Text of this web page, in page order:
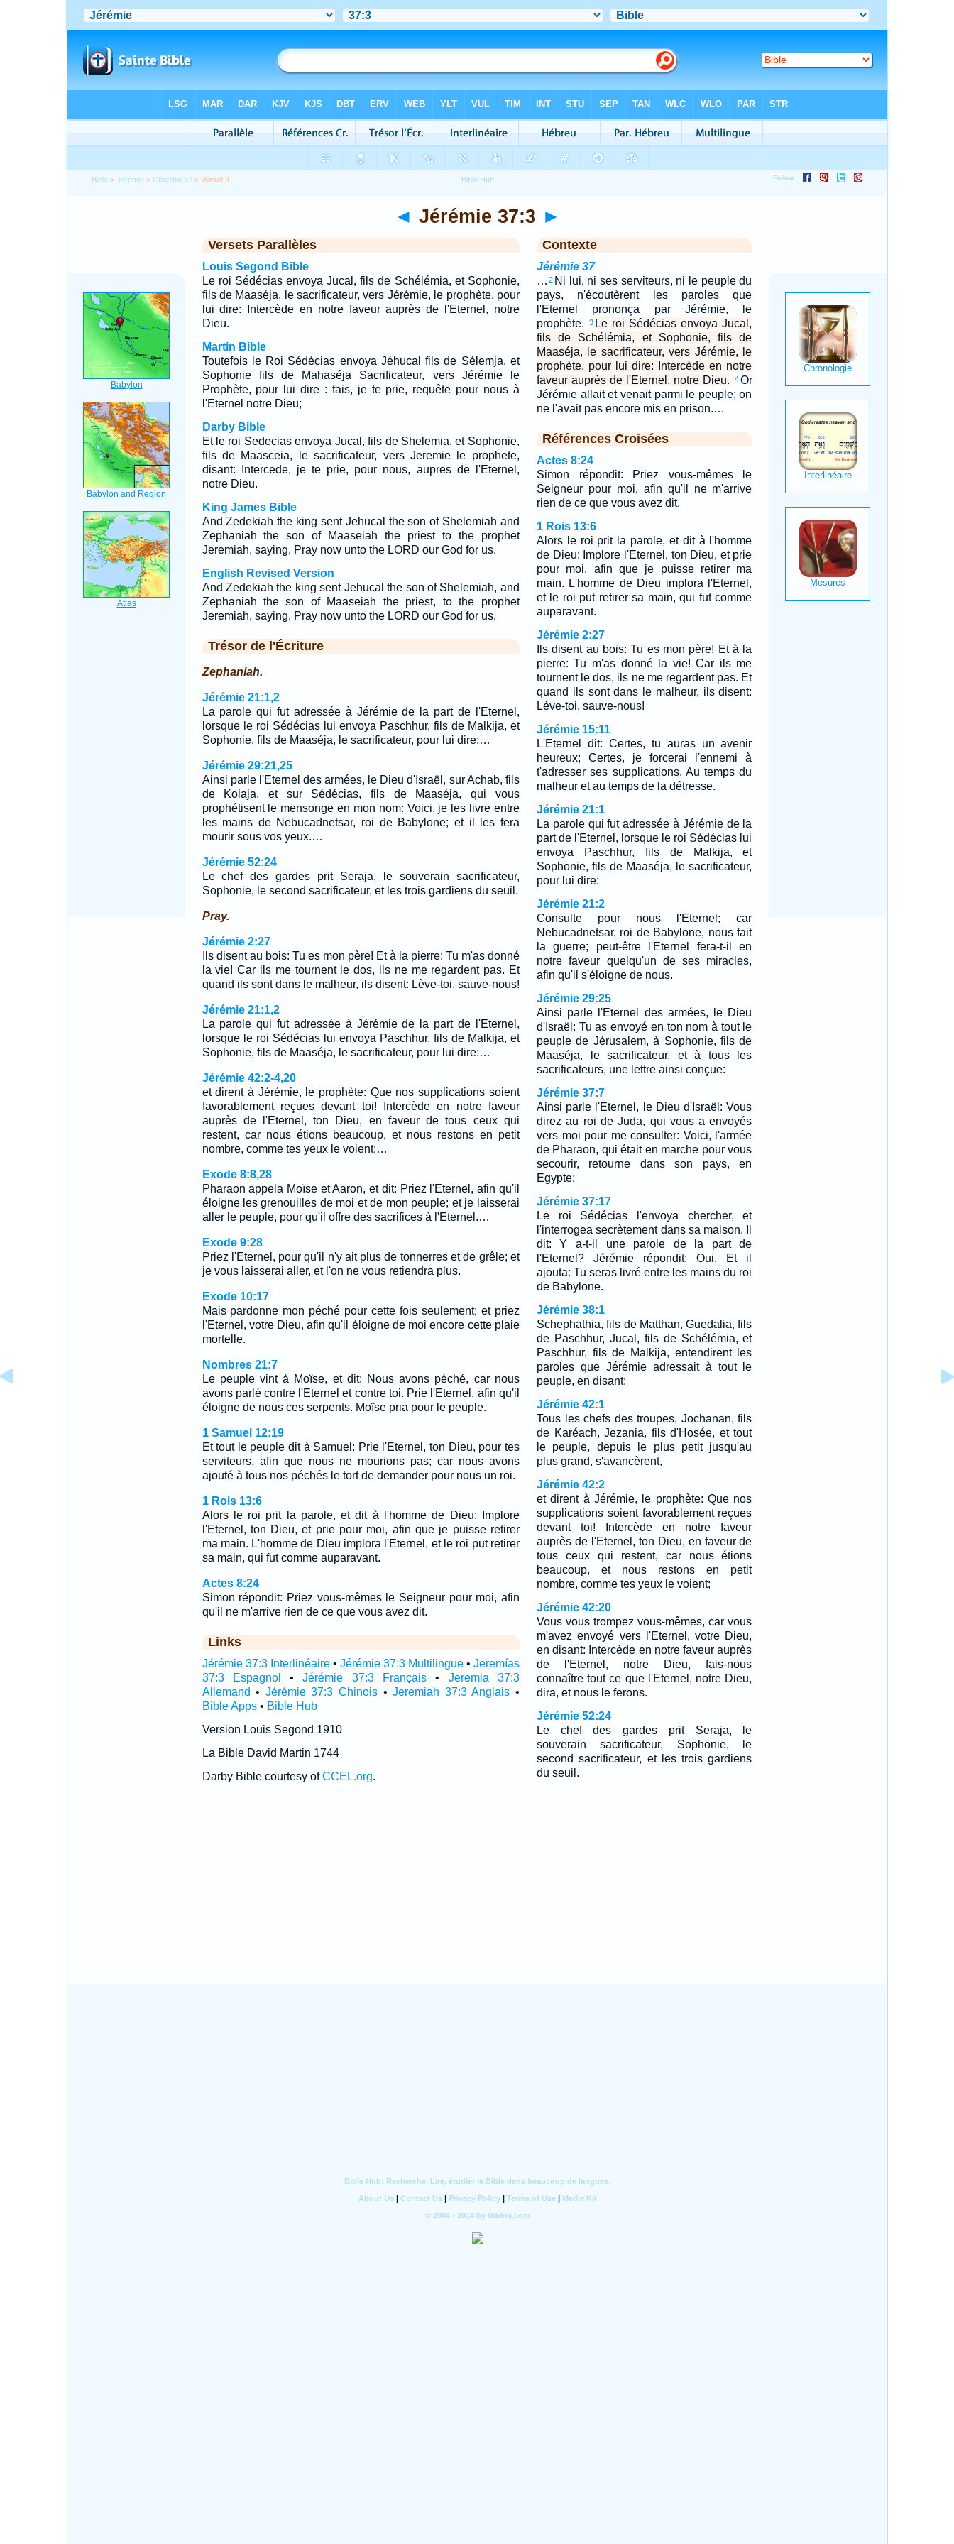
Bible >Jérémie >Chapitre 37 > Verset 3
◄ Jérémie 37:3 ►
Versets Parallèles
Louis Segond Bible
Le roi Sédécias envoya Jucal, fils de Schélémia, et Sophonie,
fils de Maaséja, le sacrificateur, vers Jérémie, le prophète, pour
lui dire: Intercède en notre faveur auprès de l'Eternel, notre
Dieu.
Martin Bible
Toutefois le Roi Sédécias envoya Jéhucal fils de Sélemja, et
Sophonie fils de Mahaséja Sacrificateur, vers Jérémie le
Prophète, pour lui dire : fais, je te prie, requête pour nous à
l'Eternel notre Dieu;
Darby Bible
Et le roi Sedecias envoya Jucal, fils de Shelemia, et Sophonie,
fils de Maasceia, le sacrificateur, vers Jeremie le prophete,
disant: Intercede, je te prie, pour nous, aupres de l'Eternel,
notre Dieu.
King James Bible
And Zedekiah the king sent Jehucal the son of Shelemiah and
Zephaniah the son of Maaseiah the priest to the prophet
Jeremiah, saying, Pray now unto the LORD our God for us.
English Revised Version
And Zedekiah the king sent Jehucal the son of Shelemiah, and
Zephaniah the son of Maaseiah the priest, to the prophet
Jeremiah, saying, Pray now unto the LORD our God for us.
Trésor de l'Écriture
Zephaniah.
Jérémie 21:1,2
La parole qui fut adressée à Jérémie de la part de l'Eternel,
lorsque le roi Sédécias lui envoya Paschhur, fils de Malkija, et
Sophonie, fils de Maaséja, le sacrificateur, pour lui dire:…
Jérémie 29:21,25
Ainsi parle l'Eternel des armées, le Dieu d'Israël, sur Achab, fils
de Kolaja, et sur Sédécias, fils de Maaséja, qui vous
prophétisent le mensonge en mon nom: Voici, je les livre entre
les mains de Nebucadnetsar, roi de Babylone; et il les fera
mourir sous vos yeux.…
Jérémie 52:24
Le chef des gardes prit Seraja, le souverain sacrificateur,
Sophonie, le second sacrificateur, et les trois gardiens du seuil.
Pray.
Jérémie 2:27
Ils disent au bois: Tu es mon père! Et à la pierre: Tu m'as donné
la vie! Car ils me tournent le dos, ils ne me regardent pas. Et
quand ils sont dans le malheur, ils disent: Lève-toi, sauve-nous!
Jérémie 21:1,2
La parole qui fut adressée à Jérémie de la part de l'Eternel,
lorsque le roi Sédécias lui envoya Paschhur, fils de Malkija, et
Sophonie, fils de Maaséja, le sacrificateur, pour lui dire:…
Jérémie 42:2-4,20
et dirent à Jérémie, le prophète: Que nos supplications soient
favorablement reçues devant toi! Intercède en notre faveur
auprès de l'Eternel, ton Dieu, en faveur de tous ceux qui
restent, car nous étions beaucoup, et nous restons en petit
nombre, comme tes yeux le voient;…
Exode 8:8,28
Pharaon appela Moïse et Aaron, et dit: Priez l'Eternel, afin qu'il
éloigne les grenouilles de moi et de mon peuple; et je laisserai
aller le peuple, pour qu'il offre des sacrifices à l'Eternel.…
Exode 9:28
Priez l'Eternel, pour qu'il n'y ait plus de tonnerres et de grêle; et
je vous laisserai aller, et l'on ne vous retiendra plus.
Exode 10:17
Mais pardonne mon péché pour cette fois seulement; et priez
l'Eternel, votre Dieu, afin qu'il éloigne de moi encore cette plaie
mortelle.
Nombres 21:7
Le peuple vint à Moïse, et dit: Nous avons péché, car nous
avons parlé contre l'Eternel et contre toi. Prie l'Eternel, afin qu'il
éloigne de nous ces serpents. Moïse pria pour le peuple.
1 Samuel 12:19
Et tout le peuple dit à Samuel: Prie l'Eternel, ton Dieu, pour tes
serviteurs, afin que nous ne mourions pas; car nous avons
ajouté à tous nos péchés le tort de demander pour nous un roi.
1 Rois 13:6
Alors le roi prit la parole, et dit à l'homme de Dieu: Implore
l'Eternel, ton Dieu, et prie pour moi, afin que je puisse retirer
ma main. L'homme de Dieu implora l'Eternel, et le roi put retirer
sa main, qui fut comme auparavant.
Actes 8:24
Simon répondit: Priez vous-mêmes le Seigneur pour moi, afin
qu'il ne m'arrive rien de ce que vous avez dit.
Links
Jérémie 37:3 Interlinéaire• Jérémie 37:3 Multilingue• Jeremías
37:3 Espagnol
•Jérémie 37:3 Français • Jeremia 37:3
Allemand • Jérémie 37:3 Chinois•Jeremiah 37:3 Anglais •
Bible Apps• Bible Hub
Version Louis Segond 1910
La Bible David Martin 1744
Darby Bible courtesy ofCCEL.org.
Contexte
Jérémie 37
… 2 Ni lui, ni ses serviteurs, ni le peuple du
pays, n'écoutèrent les paroles que
l'Eternel prononça par Jérémie, le
prophète.
3 Le roi Sédécias envoya Jucal,
fils de Schélémia, et Sophonie, fils de
Maaséja, le sacrificateur, vers Jérémie, le
prophète, pour lui dire: Intercède en notre
faveur auprès de l'Eternel, notre Dieu.
4 Or
Jérémie allait et venait parmi le peuple; on
ne l'avait pas encore mis en prison.…
Références Croisées
Actes 8:24
Simon répondit: Priez vous-mêmes le
Seigneur pour moi, afin qu'il ne m'arrive
rien de ce que vous avez dit.
1 Rois 13:6
Alors le roi prit la parole, et dit à l'homme
de Dieu: Implore l'Eternel, ton Dieu, et prie
pour moi, afin que je puisse retirer ma
main. L'homme de Dieu implora l'Eternel,
et le roi put retirer sa main, qui fut comme
auparavant.
Jérémie 2:27
Ils disent au bois: Tu es mon père! Et à la
pierre: Tu m'as donné la vie! Car ils me
tournent le dos, ils ne me regardent pas. Et
quand ils sont dans le malheur, ils disent:
Lève-toi, sauve-nous!
Jérémie 15:11
L'Eternel dit: Certes, tu auras un avenir
heureux; Certes, je forcerai l'ennemi à
t'adresser ses supplications, Au temps du
malheur et au temps de la détresse.
Jérémie 21:1
La parole qui fut adressée à Jérémie de la
part de l'Eternel, lorsque le roi Sédécias lui
envoya Paschhur, fils de Malkija, et
Sophonie, fils de Maaséja, le sacrificateur,
pour lui dire:
Jérémie 21:2
Consulte pour nous l'Eternel; car
Nebucadnetsar, roi de Babylone, nous fait
la guerre; peut-être l'Eternel fera-t-il en
notre faveur quelqu'un de ses miracles,
afin qu'il s'éloigne de nous.
Jérémie 29:25
Ainsi parle l'Eternel des armées, le Dieu
d'Israël: Tu as envoyé en ton nom à tout le
peuple de Jérusalem, à Sophonie, fils de
Maaséja, le sacrificateur, et à tous les
sacrificateurs, une lettre ainsi conçue:
Jérémie 37:7
Ainsi parle l'Eternel, le Dieu d'Israël: Vous
direz au roi de Juda, qui vous a envoyés
vers moi pour me consulter: Voici, l'armée
de Pharaon, qui était en marche pour vous
secourir, retourne dans son pays, en
Egypte;
Jérémie 37:17
Le roi Sédécias l'envoya chercher, et
l'interrogea secrètement dans sa maison. Il
dit: Y a-t-il une parole de la part de
l'Eternel? Jérémie répondit: Oui. Et il
ajouta: Tu seras livré entre les mains du roi
de Babylone.
Jérémie 38:1
Schephathia, fils de Matthan, Guedalia, fils
de Paschhur, Jucal, fils de Schélémia, et
Paschhur, fils de Malkija, entendirent les
paroles que Jérémie adressait à tout le
peuple, en disant:
Jérémie 42:1
Tous les chefs des troupes, Jochanan, fils
de Karéach, Jezania, fils d'Hosée, et tout
le peuple, depuis le plus petit jusqu'au
plus grand, s'avancèrent,
Jérémie 42:2
et dirent à Jérémie, le prophète: Que nos
supplications soient favorablement reçues
devant toi! Intercède en notre faveur
auprès de l'Eternel, ton Dieu, en faveur de
tous ceux qui restent, car nous étions
beaucoup, et nous restons en petit
nombre, comme tes yeux le voient;
Jérémie 42:20
Vous vous trompez vous-mêmes, car vous
m'avez envoyé vers l'Eternel, votre Dieu,
en disant: Intercède en notre faveur auprès
de l'Eternel, notre Dieu, fais-nous
connaître tout ce que l'Eternel, notre Dieu,
dira, et nous le ferons.
Jérémie 52:24
Le chef des gardes prit Seraja, le
souverain sacrificateur, Sophonie, le
second sacrificateur, et les trois gardiens
du seuil.